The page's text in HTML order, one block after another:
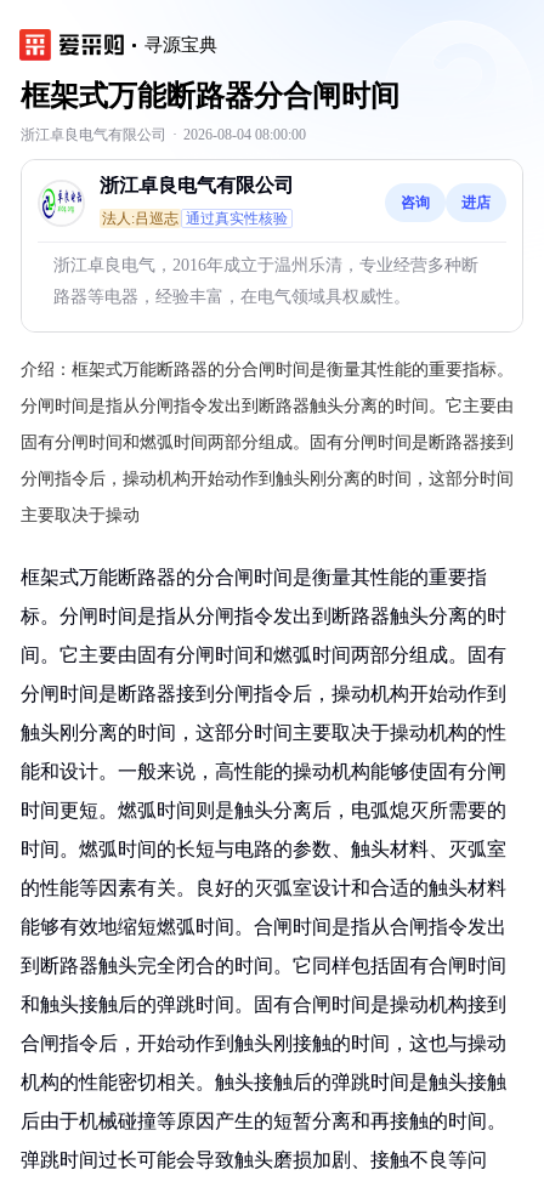
寻源宝典
框架式万能断路器分合闸时间
浙江卓良电气有限公司 · 2026-08-04 08:00:00
浙江卓良电气有限公司
法人:吕巡志 通过真实性核验
咨询 进店
浙江卓良电气，2016年成立于温州乐清，专业经营多种断
路器等电器，经验丰富，在电气领域具权威性。
介绍： 框架式万能断路器的分合闸时间是衡量其性能的重要指标。
分闸时间是指从分闸指令发出到断路器触头分离的时间。它主要由
固有分闸时间和燃弧时间两部分组成。固有分闸时间是断路器接到
分闸指令后，操动机构开始动作到触头刚分离的时间，这部分时间
主要取决于操动
框架式万能断路器的分合闸时间是衡量其性能的重要指
标。分闸时间是指从分闸指令发出到断路器触头分离的时
间。它主要由固有分闸时间和燃弧时间两部分组成。固有
分闸时间是断路器接到分闸指令后，操动机构开始动作到
触头刚分离的时间，这部分时间主要取决于操动机构的性
能和设计。一般来说，高性能的操动机构能够使固有分闸
时间更短。燃弧时间则是触头分离后，电弧熄灭所需要的
时间。燃弧时间的长短与电路的参数、触头材料、灭弧室
的性能等因素有关。良好的灭弧室设计和合适的触头材料
能够有效地缩短燃弧时间。合闸时间是指从合闸指令发出
到断路器触头完全闭合的时间。它同样包括固有合闸时间
和触头接触后的弹跳时间。固有合闸时间是操动机构接到
合闸指令后，开始动作到触头刚接触的时间，这也与操动
机构的性能密切相关。触头接触后的弹跳时间是触头接触
后由于机械碰撞等原因产生的短暂分离和再接触的时间。
弹跳时间过长可能会导致触头磨损加剧、接触不良等问